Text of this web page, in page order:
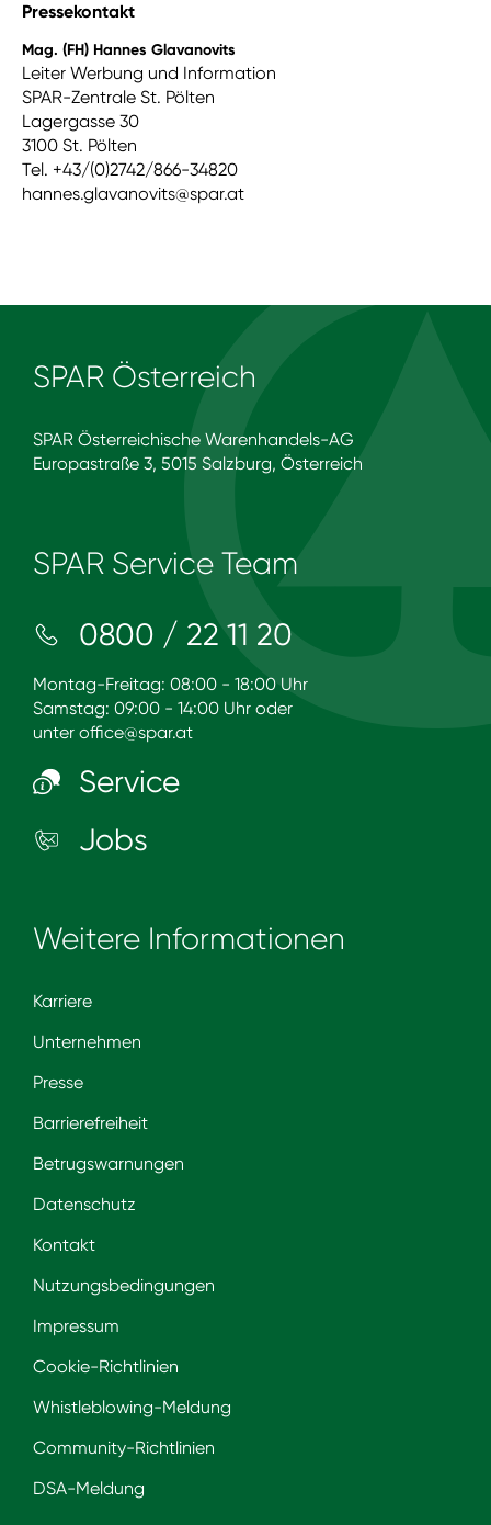
Pressekontakt
Mag. (FH) Hannes Glavanovits
Leiter Werbung und Information
SPAR-Zentrale St. Pölten
Lagergasse 30
3100 St. Pölten
Tel. +43/(0)2742/866-34820
hannes.glavanovits@spar.at
SPAR Österreich
SPAR Österreichische Warenhandels-AG
Europastraße 3, 5015 Salzburg, Österreich
SPAR Service Team
0800 / 22 11 20
Montag-Freitag: 08:00 - 18:00 Uhr
Samstag: 09:00 - 14:00 Uhr oder
unter office@spar.at
Service
Jobs
Weitere Informationen
Karriere
Unternehmen
Presse
Barrierefreiheit
Betrugswarnungen
Datenschutz
Kontakt
Nutzungsbedingungen
Impressum
Cookie-Richtlinien
Whistleblowing-Meldung
Community-Richtlinien
DSA-Meldung